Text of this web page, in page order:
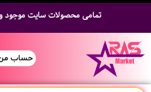
تمامی محصولات سایت موجود
حساب